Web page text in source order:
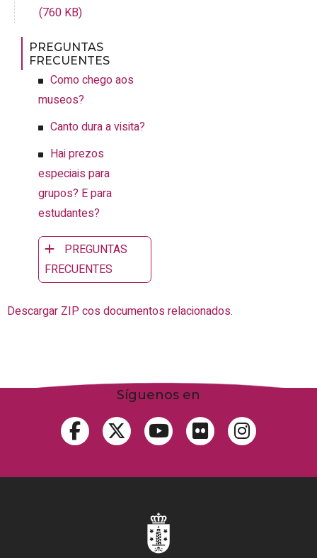
(760 KB)
PREGUNTAS
FRECUENTES
Como chego aos
museos?
Canto dura a visita?
Hai prezos
especiais para
grupos? E para
estudantes?
PREGUNTAS
FRECUENTES
Descargar ZIP cos documentos relacionados.
Síguenos en